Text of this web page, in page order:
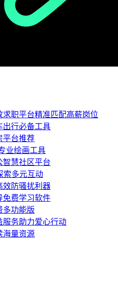
求职平台精准匹配高薪岗位
出行必备工具
平台推荐
业绘画工具
智慧社区平台
索多元互动
效防骚扰利器
免费学习软件
多功能版
服务助力爱心行动
海量资源